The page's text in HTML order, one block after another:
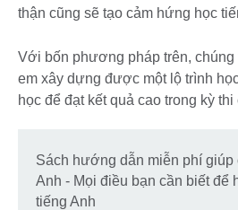
thận cũng sẽ tạo cảm hứng học
Với bốn phương pháp trên, chúng
em xây dựng được một lộ trình
học để đạt kết quả cao trong kỳ
Sách hướng dẫn miễn phí giúp
Anh - Mọi điều bạn cần biết để
tiếng Anh